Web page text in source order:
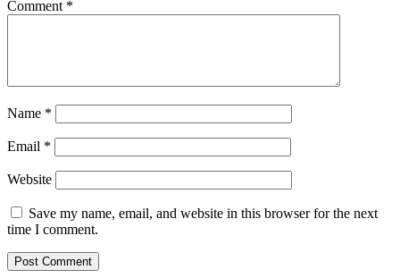
Comment *
Name *
Email *
Website
Save my name, email, and website in this browser for the next
time I comment.